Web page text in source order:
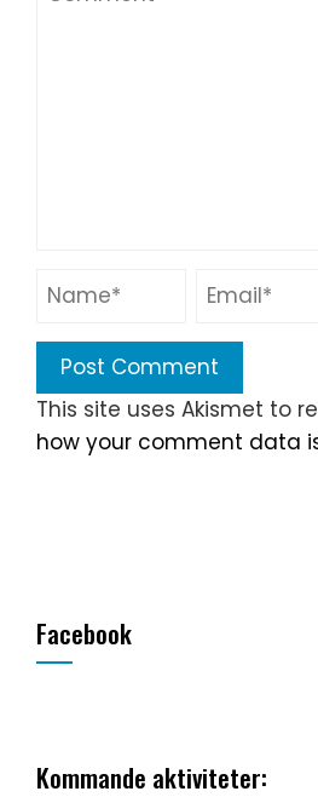
This site uses Akismet to
how your comment data
Facebook
Kommande aktiviteter: